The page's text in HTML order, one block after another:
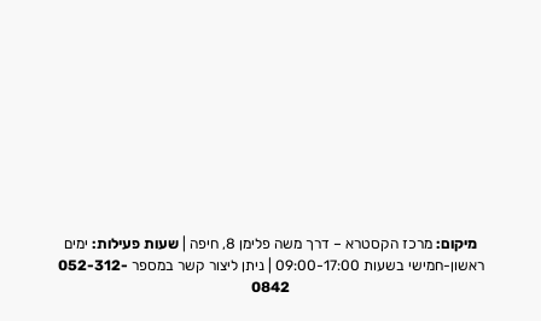
מיקום: מרכז הקסטרא – דרך משה פלימן 8, חיפה | שעות פעילות: ימים
ראשון-חמישי בשעות 09:00-17:00 | ניתן ליצור קשר במספר
052-312-
0842